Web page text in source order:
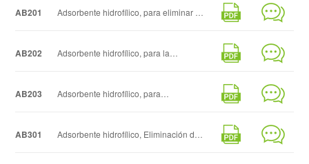
eliminación de compuestos fenólicos
AB201 Adsorbente hidrofílico, para eliminar el
jugo
AB202 Adsorbente hidrofílico, para la
recuperación de proteínas, enzimas y
AB203 Adsorbente hidrofílico, para
eliminación orgánica de aguas
AB301 Adsorbente hidrofílico, Eliminación de